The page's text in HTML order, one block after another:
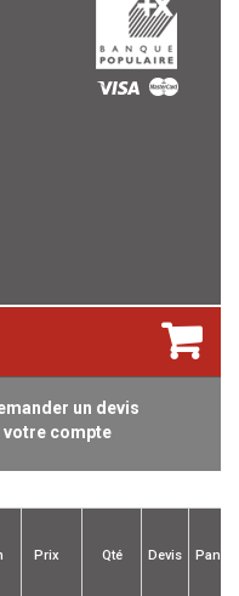
un devis
votre compte
Prix Qté Devis Panier